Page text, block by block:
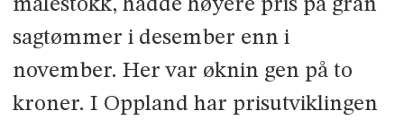
målestokk, hadde høyere pris på gran
sagtømmer i desember enn i
november. Her var øknin­ gen på to
kroner. I Oppland har prisutviklingen